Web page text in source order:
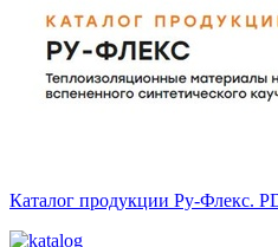
Каталог продукции Ру-Флекс.